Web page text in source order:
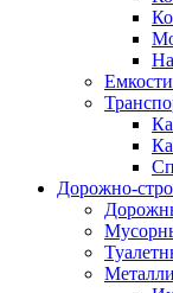
Дорожно-